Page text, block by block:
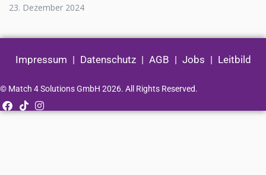
23. Dezember 2024
Impressum | Datenschutz| AGB | Jobs | Leitbild
© Match 4 Solutions GmbH 2026. All Rights Reserved.